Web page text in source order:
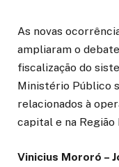
As novas
ampliaram o
fiscalização do
Ministério Público
relacionados à
capital e na
Vinicius Mororó –